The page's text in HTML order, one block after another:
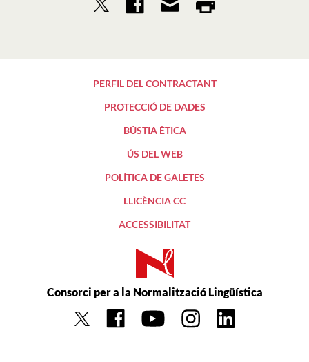
PERFIL DEL CONTRACTANT
PROTECCIÓ DE DADES
BÚSTIA ÈTICA
ÚS DEL WEB
POLÍTICA DE GALETES
LLICÈNCIA CC
ACCESSIBILITAT
Consorci per a la Normalització Lingüística